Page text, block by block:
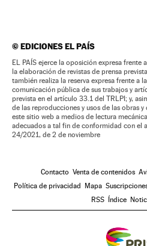
©EDICIONES EL PAÍS
EL PAÍS ejerce la oposición expresa frente
la elaboración de revistas de prensa
también realiza la reserva expresa frente a
comunicación pública de sus trabajos y
prevista en el artículo 33.1 del TRLPI; y,
de las reproducciones y usos de las obras
este sitio web a medios de lectura
adecuados a tal fin de conformidad con el
24/2021, de 2 de noviembre
Contacto Venta de contenidos
Política de privacidad Mapa
RSS Índice